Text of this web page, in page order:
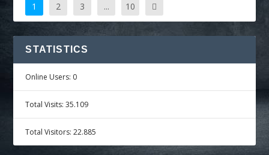
1 2 3 ... 10
STATISTICS
Online Users: 0
Total Visits:35.109
Total Visitors:22.885